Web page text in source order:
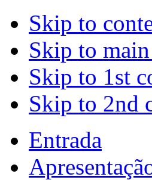
Skip to
Skip to
Skip to 1st
Skip to 2nd
Entrada